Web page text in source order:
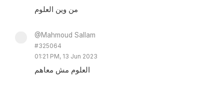
من وين العلوم
@Mahmoud Sallam
#325064
01:21 PM, 13 Jun 2023
العلوم مش معاهم